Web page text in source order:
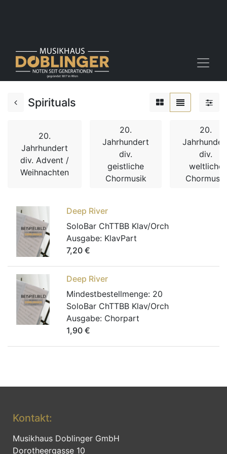
Spirituals
20.
Jahrhundert
div. Advent /
Weihnachten
20.
Jahrhundert
div.
geistliche
Chormusik
20.
div.
weltliche
Chormusik
Deep River
SoloBar ChTTBB Klav/Orch
Ausgabe: KlavPart
7,20 €
Deep River
Mindestbestellmenge: 20
SoloBar ChTTBB Klav/Orch
Ausgabe: Chorpart
1,90 €
Kontakt:
Musikhaus Doblinger GmbH
Dorotheergasse 10